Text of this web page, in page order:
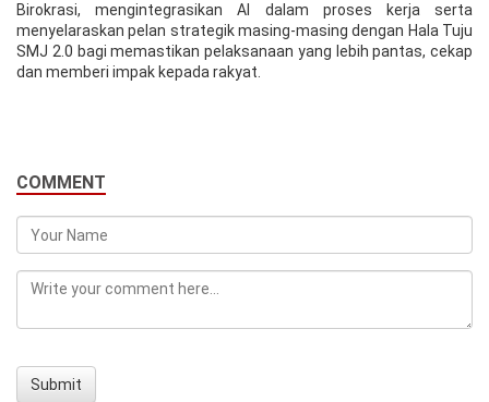
Birokrasi, mengintegrasikan AI dalam proses kerja serta
menyelaraskan pelan strategik masing-masing dengan Hala Tuju
SMJ 2.0 bagi memastikan pelaksanaan yang lebih pantas, cekap
dan memberi impak kepada rakyat.
COMMENT
Submit